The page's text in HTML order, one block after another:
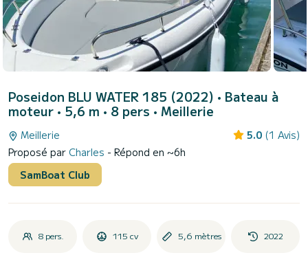
Poseidon BLU WATER 185 (2022) • Bateau à
moteur • 5,6 m • 8 pers • Meillerie
Meillerie 5.0 (1 Avis)
Proposé par Charles - Répond en ~6h
SamBoat Club
8 pers. 115 cv 5,6 mètres 2022